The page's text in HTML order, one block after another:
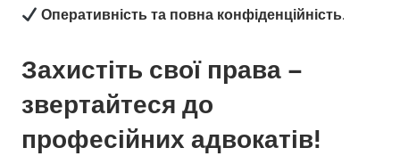
Оперативність та повна конфіденційність.
Захистіть свої права –
звертайтеся до
професійних адвокатів!